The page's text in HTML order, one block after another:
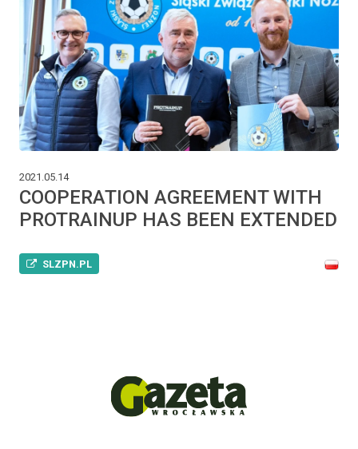
2021.05.14
COOPERATION AGREEMENT WITH
PROTRAINUP HAS BEEN EXTENDED
SLZPN.PL